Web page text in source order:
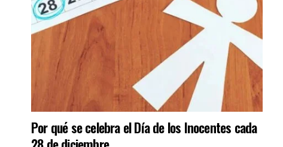
Por qué se celebra el Día de los Inocentes cada